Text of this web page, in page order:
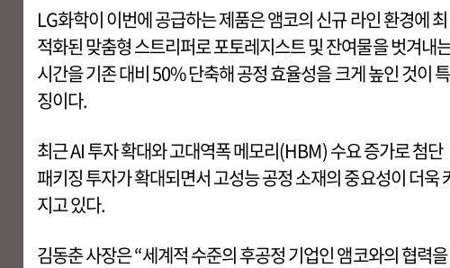
LG화학이 이번에 공급하는 제품은 앰코의 신규 라인 환경에 최
적화된 맞춤형 스트리퍼로 포토레지스트 및 잔여물을 벗겨내
시간을 기존 대비 50% 단축해 공정 효율성을 크게 높인 것이 특
징이다.
최근 AI 투자 확대와 고대역폭 메모리(HBM) 수요 증가로 첨단
패키징 투자가 확대되면서 고성능 공정 소재의 중요성이 더욱
지고 있다.
김동춘 사장은 “세계적 수준의 후공정 기업인 앰코와의 협력을